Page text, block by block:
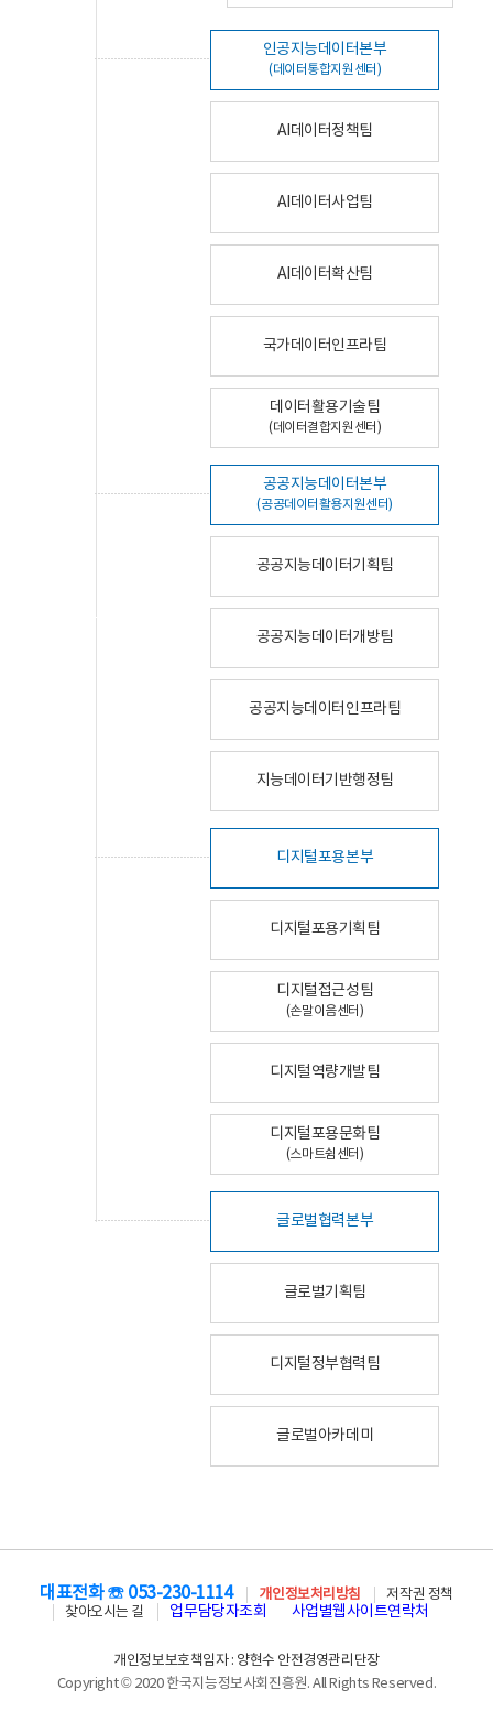
인공지능데이터본부
(데이터통합지원센터)
AI데이터정책팀
AI데이터사업팀
AI데이터확산팀
국가데이터인프라팀
데이터활용기술팀
(데이터결합지원센터)
공공지능데이터본부
(공공데이터활용지원센터)
공공지능데이터기획팀
공공지능데이터개방팀
공공지능데이터인프라팀
지능데이터기반행정팀
디지털포용본부
디지털포용기획팀
디지털접근성팀
(손말이음센터)
디지털역량개발팀
디지털포용문화팀
(스마트쉼센터)
글로벌협력본부
글로벌기획팀
디지털정부협력팀
글로벌아카데미
대표전화 ☏ 053-230-1114 개인정보처리방침
저작권 정책
찾아오시는 길
업무담당자조회 사업별웹사이트연락처
개인정보보호책임자 : 양현수 안전경영관리단장
Copyright © 2020 한국지능정보사회진흥원. All Rights Reserved.